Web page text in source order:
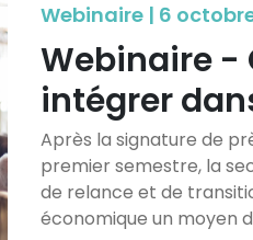
Webinaire | 6
Webinaire -
intégrer
Après la signature de
premier semestre, la
de relance et de
économique un moyen